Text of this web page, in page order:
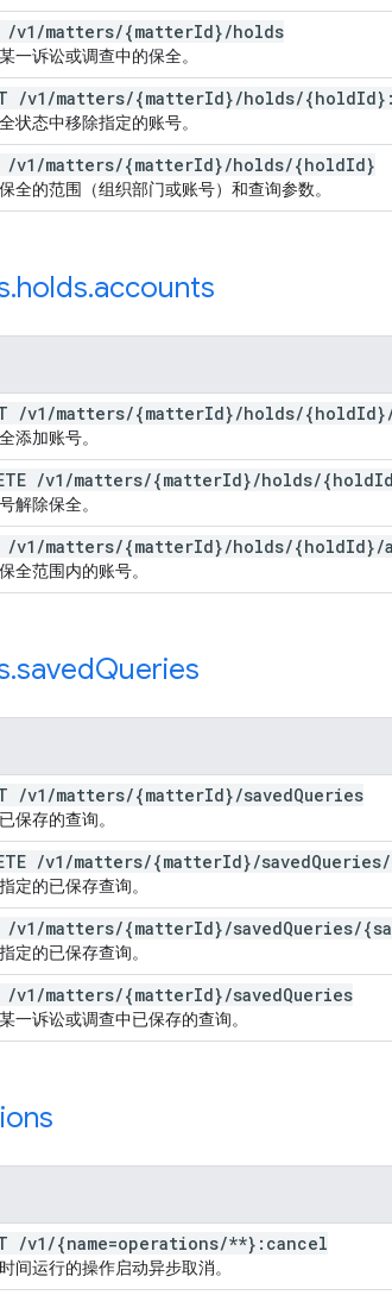
/v1 /matters/{matterId}/holds
一诉讼或调查中的保全。
/v1 /matters/{matterId}/holds/{hold
状态中移除指定的账号。
/v1 /matters/{matterId}/holds/{holdId}
全的范围（组织部门或账号）和查询参数。
.holds.accounts
/v1 /matters/{matterId}/holds/{holdId}
添加账号。
/v1 /matters/{matterId}/holds/{hold
解除保全。
/v1 /matters/{matterId}/holds/{holdId}/
全范围内的账号。
.savedQueries
/v1 /matters/{matterId}/savedQueries
保存的查询。
/v1 /matters/{matterId}/savedQueries/
定的已保存查询。
/v1 /matters/{matterId}/savedQueries/
定的已保存查询。
/v1 /matters/{matterId}/savedQueries
一诉讼或调查中已保存的查询。
/v1 /{name=operations/**}:cancel
间运行的操作启动异步取消。